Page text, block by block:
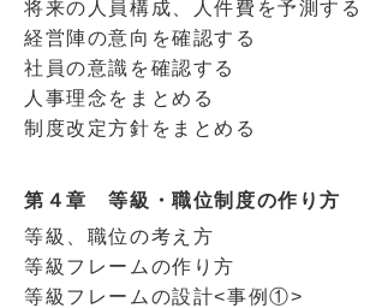
将来の人員構成、人件費を予測する
経営陣の意向を確認する
社員の意識を確認する
人事理念をまとめる
制度改定方針をまとめる
第４章 等級・職位制度の作り方
等級、職位の考え方
等級フレームの作り方
等級フレームの設計<事例①>